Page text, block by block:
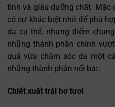
tính và giàu dưỡng chất. Mặc
có sự khác biệt nhỏ để phù
da cụ thể, nhưng điểm
những thành phần chính
quả vừa chăm sóc da một
những thành phần nổi bật:
Chiết xuất trái bơ tươi